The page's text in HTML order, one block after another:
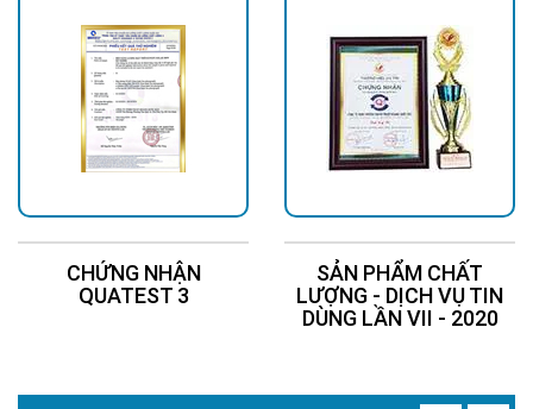
CHỨNG NHẬN
QUATEST 3
SẢN PHẨM CHẤT
LƯỢNG - DỊCH VỤ TIN
DÙNG LẦN VII - 2020